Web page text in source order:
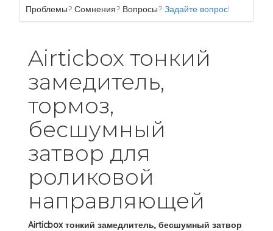
Проблемы? Сомнения? Вопросы? Задайте вопрос!
Airticbox тонкий
замедитель,
тормоз,
бесшумный
затвор для
роликовой
направляющей
Airticbox тонкий замедлитель, бесшумный затвор